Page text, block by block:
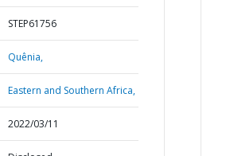
STEP61756
Quênia,
Eastern and Southern Africa,
2022/03/11